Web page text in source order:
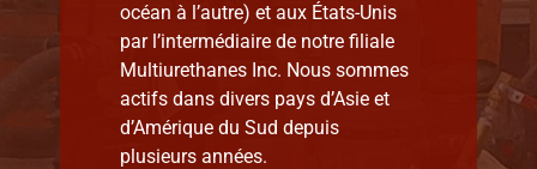
océan à l’autre) et aux États-Unis
par l’intermédiaire de notre filiale
Multiurethanes Inc. Nous sommes
actifs dans divers pays d’Asie et
d’Amérique du Sud depuis
plusieurs années.